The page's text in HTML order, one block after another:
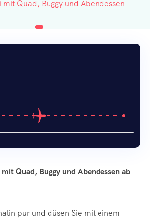
Quad, Buggy und Abendessen ab
pur und düsen Sie mit einem